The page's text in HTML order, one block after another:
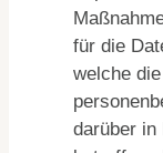
für die
welche
darüber in